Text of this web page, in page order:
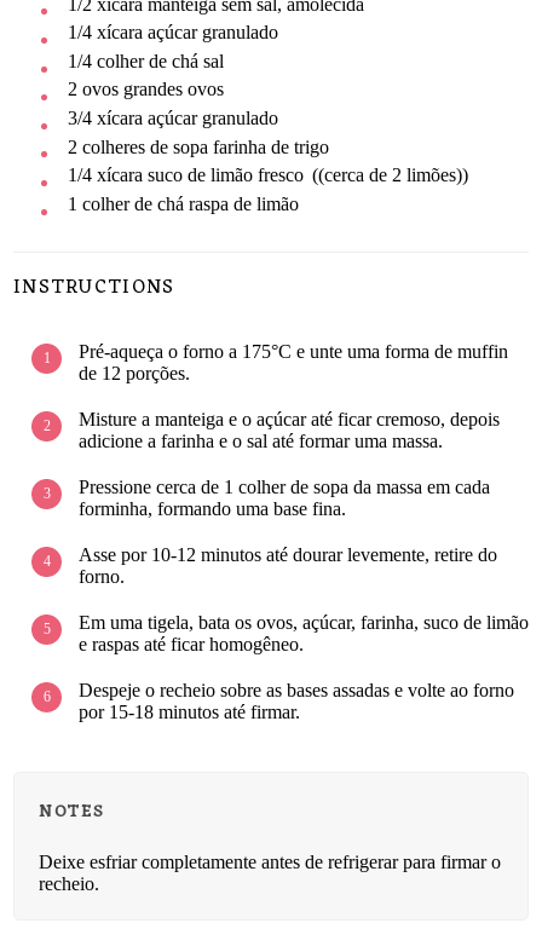
1/4 xícara açúcar granulado
1/4 colher de chá sal
2 ovos grandes ovos
3/4 xícara açúcar granulado
2 colheres de sopa farinha de trigo
1/4 xícara suco de limão fresco ((cerca de 2 limões))
1 colher de chá raspa de limão
INSTRUCTIONS
Pré-aqueça o forno a 175°C e unte uma forma de muffin
de 12 porções.
Misture a manteiga e o açúcar até ficar cremoso, depois
adicione a farinha e o sal até formar uma massa.
Pressione cerca de 1 colher de sopa da massa em cada
forminha, formando uma base fina.
Asse por 10-12 minutos até dourar levemente, retire do
forno.
Em uma tigela, bata os ovos, açúcar, farinha, suco de limão
e raspas até ficar homogêneo.
Despeje o recheio sobre as bases assadas e volte ao forno
por 15-18 minutos até firmar.
NOTES
Deixe esfriar completamente antes de refrigerar para firmar o
recheio.